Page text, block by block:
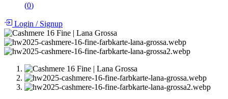
(0)
Login /Signup